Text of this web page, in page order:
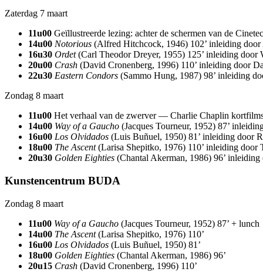
Zaterdag 7 maart
11u00 Geïllustreerde lezing: achter de schermen van de
14u00 Notorious (Alfred Hitchcock, 1946) 102’ inleiding
16u30 Ordet(Carl Theodor Dreyer, 1955) 125’ inleiding door
20u00 Crash (David Cronenberg, 1996) 110’ inleiding door
22u30 Eastern Condors (Sammo Hung, 1987) 98’ inleiding
Zondag 8 maart
11u00 Het verhaal van de zwerver — Charlie Chaplin
14u00 Way of a Gaucho (Jacques Tourneur, 1952) 87’
16u00 Los Olvidados (Luis Buñuel, 1950) 81’ inleiding door
18u00 The Ascent(Larisa Shepitko, 1976) 110’ inleiding door
20u30 Golden Eighties (Chantal Akerman, 1986) 96’
Kunstencentrum BUDA
Zondag 8 maart
11u00 Way of a Gaucho (Jacques Tourneur, 1952) 87’ + lunch
14u00 The Ascent(Larisa Shepitko, 1976) 110’
16u00 Los Olvidados (Luis Buñuel, 1950) 81’
18u00 Golden Eighties (Chantal Akerman, 1986) 96’
20u15 Crash (David Cronenberg, 1996) 110’